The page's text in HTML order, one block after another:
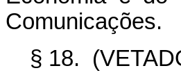
Comunicações.
§ 18.